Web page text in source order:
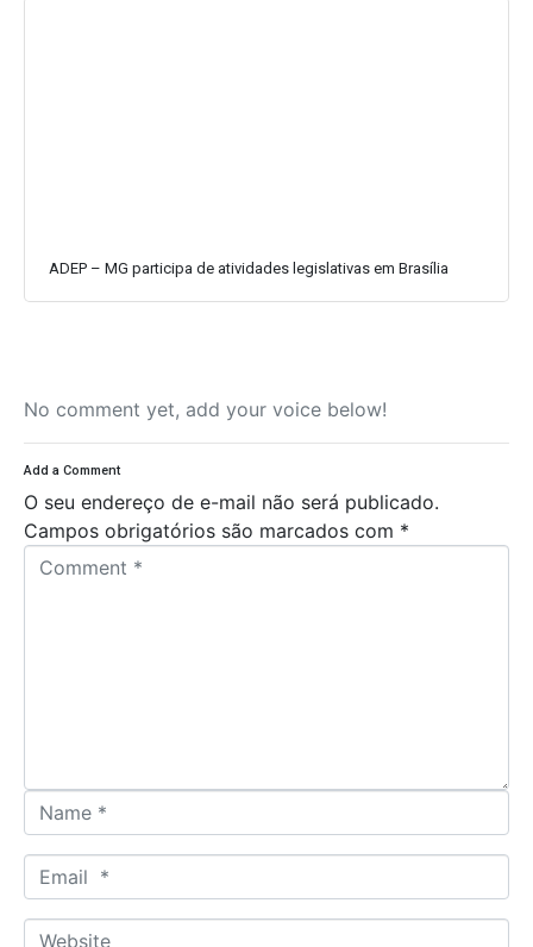
ADEP – MG participa de atividades legislativas em Brasília
No comment yet, add your voice below!
Add a Comment
O seu endereço de e-mail não será publicado.
Campos obrigatórios são marcados com *
a
m
*
m
aW